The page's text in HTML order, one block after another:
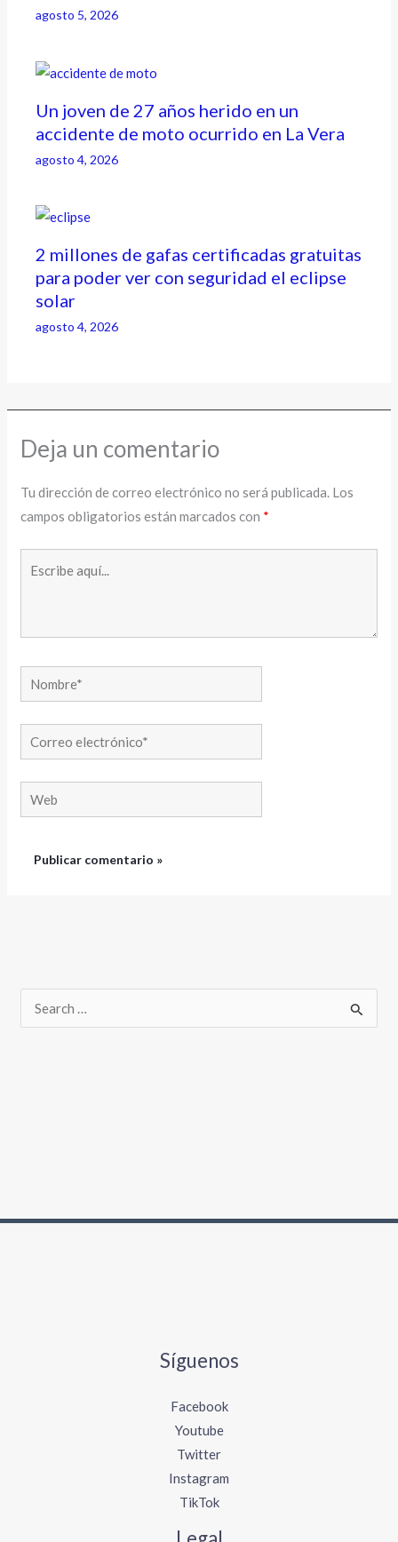
agosto 5, 2026
Un joven de 27 años herido en un
accidente de moto ocurrido en La Vera
agosto 4, 2026
2 millones de gafas certificadas gratuitas
para poder ver con seguridad el eclipse
solar
agosto 4, 2026
Deja un comentario
Tu dirección de correo electrónico no será publicada. Los
campos obligatorios están marcados con *
Nombre*
Correo
electrónico*
Web
Síguenos
Facebook
Youtube
Twitter
Instagram
TikTok